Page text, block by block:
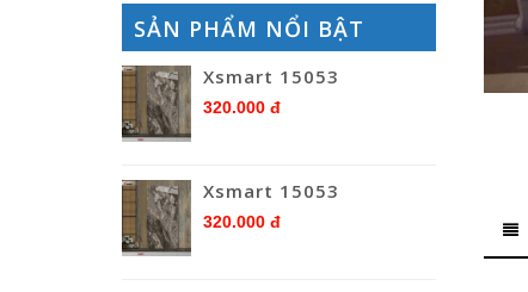
SẢN PHẨM NỔI BẬT
Xsmart 15053
320.000 đ
Xsmart 15053
320.000 đ